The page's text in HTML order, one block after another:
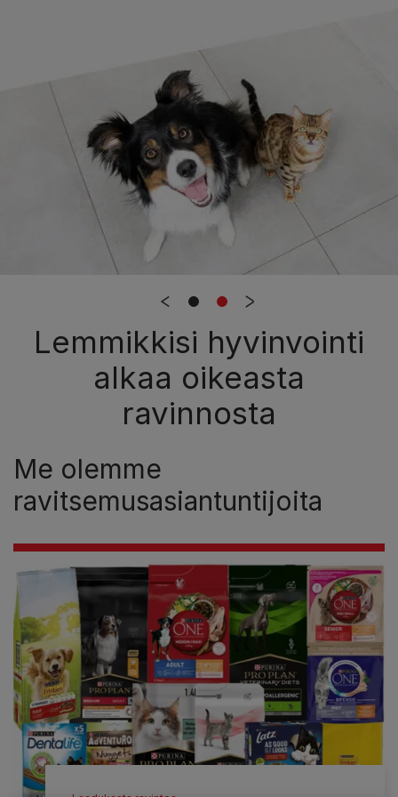
Lemmikkisi hyvinvointi
alkaa oikeasta
ravinnosta
Me olemme
ravitsemusasiantuntijoita